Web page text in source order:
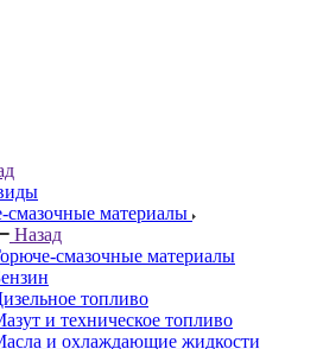
смазочные материалы
Назад
смазочные материалы
топливо
и техническое топливо
и охлаждающие жидкости